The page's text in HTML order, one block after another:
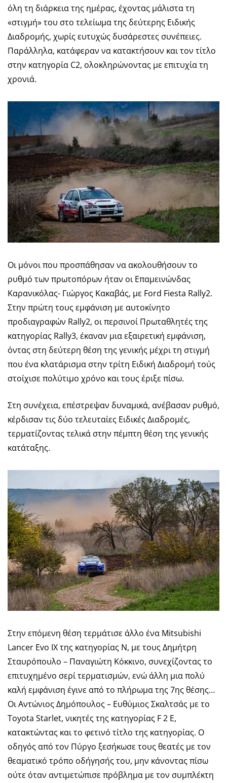
όλη τη διάρκεια της ημέρας, έχοντας μάλιστα τη
«στιγμή» του στο τελείωμα της δεύτερης Ειδικής
Διαδρομής, χωρίς ευτυχώς δυσάρεστες συνέπειες.
Παράλληλα, κατάφεραν να κατακτήσουν και τον τίτλο
στην κατηγορία C2, ολοκληρώνοντας με επιτυχία τη
χρονιά.
Οι μόνοι που προσπάθησαν να ακολουθήσουν το
ρυθμό των πρωτοπόρων ήταν οι Επαμεινώνδας
Καρανικόλας- Γιώργος Κακαβάς, με Ford Fiesta Rally2.
Στην πρώτη τους εμφάνιση με αυτοκίνητο
προδιαγραφών Rally2, οι περσινοί Πρωταθλητές της
κατηγορίας Rally3, έκαναν μια εξαιρετική εμφάνιση,
όντας στη δεύτερη θέση της γενικής μέχρι τη στιγμή
που ένα κλατάρισμα στην τρίτη Ειδική Διαδρομή τούς
στοίχισε πολύτιμο χρόνο και τους έριξε πίσω.
Στη συνέχεια, επέστρεψαν δυναμικά, ανέβασαν ρυθμό,
κέρδισαν τις δύο τελευταίες Ειδικές Διαδρομές,
τερματίζοντας τελικά στην πέμπτη θέση της γενικής
κατάταξης.
Στην επόμενη θέση τερμάτισε άλλο ένα Mitsubishi
Lancer Evo IX της κατηγορίας Ν, με τους Δημήτρη
Σταυρόπουλο – Παναγιώτη Κόκκινο, συνεχίζοντας το
επιτυχημένο σερί τερματισμών, ενώ άλλη μια πολύ
καλή εμφάνιση έγινε από το πλήρωμα της 7ης θέσης…
Οι Αντώνιος Δημόπουλος – Ευθύμιος Σκαλτσάς με το
Toyota Starlet, νικητές της κατηγορίας F 2 Ε,
κατακτώντας και το φετινό τίτλο της κατηγορίας. Ο
οδηγός από τον Πύργο ξεσήκωσε τους θεατές με τον
θεαματικό τρόπο οδήγησής του, μην κάνοντας πίσω
ούτε όταν αντιμετώπισε πρόβλημα με τον συμπλέκτη